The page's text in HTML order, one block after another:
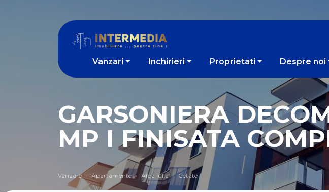
Vanzari Inchirieri Proprietati Despre noi
GARSONIERA
MP I FINISATA
Vanzare Apartamente Alba Iulia Cetate